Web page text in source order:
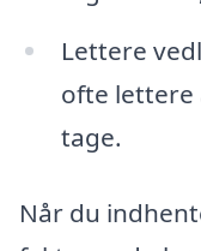
Lettere
ofte lettere
tage.
Når du